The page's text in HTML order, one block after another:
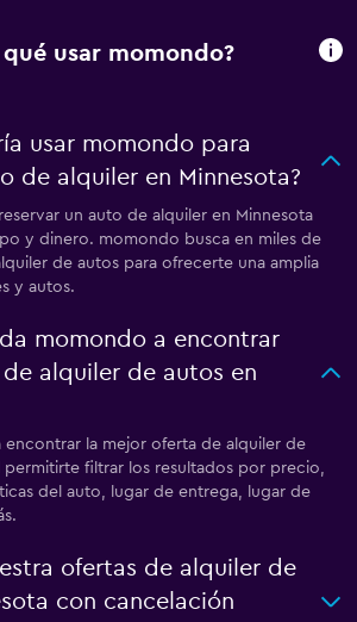
qué usar momondo?
usar momondo para
de alquiler en Minnesota?
un auto de alquiler en Minnesota
y dinero. momondo busca en miles de
de autos para ofrecerte una amplia
y autos.
momondo a encontrar
alquiler de autos en
la mejor oferta de alquiler de
permitirte filtrar los resultados por precio,
del auto, lugar de entrega, lugar de
ofertas de alquiler de
con cancelación